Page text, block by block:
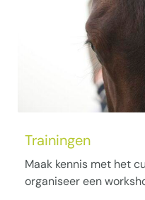
Trainingen
Maak kennis met het
organiseer een